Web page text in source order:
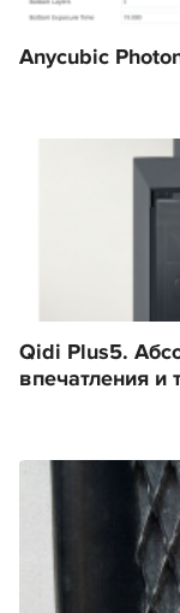
Anycubic
Qidi Plus5.
впечатления и